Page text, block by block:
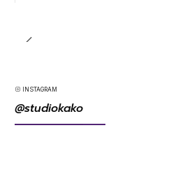
INSTAGRAM
@studiokako